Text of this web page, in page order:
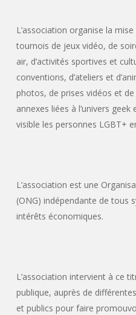
L’association organise la
tournois de jeux vidéo, de
air, d’activités sportives et
conventions, d’ateliers et
photos, de prises vidéos et
annexes liées à l’univers
visible les personnes LGBT+
L’association est une
(ONG) indépendante de tous
intérêts économiques.
L’association intervient à ce
publique, auprès de
et publics pour faire